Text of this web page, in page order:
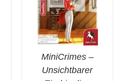
MiniCrimes –
Unsichtbarer